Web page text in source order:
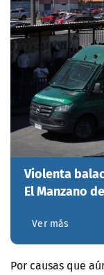
Violenta
El Manzano
Ver más
Por causas que